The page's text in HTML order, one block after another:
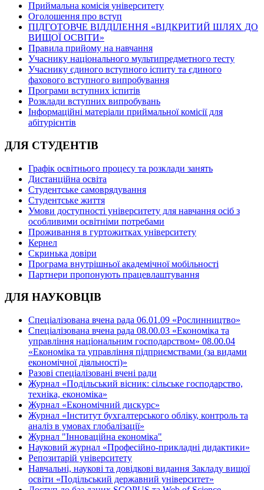
Приймальна комісія університету
Оголошення про вступ
ПІДГОТОВЧЕ ВІДДІЛЕННЯ «ВІДКРИТИЙ ШЛЯХ ДО
ВИЩОЇ ОСВІТИ»
Правила прийому на навчання
Учаснику національного мультипредметного тесту
Учаснику єдиного вступного іспиту та єдиного
фахового вступного випробування
Програми вступних іспитів
Розклади вступних випробувань
Інформаційні матеріали приймальної комісії для
абітурієнтів
ДЛЯ СТУДЕНТІВ
Графік освітнього процесу та розклади занять
Дистанційна освіта
Студентське самоврядування
Студентське життя
Умови доступності університету для навчання осіб з
особливими освітніми потребами
Проживання в гуртожитках університету
Кернел
Скринька довіри
Програма внутрішньої академічної мобільності
Партнери пропонують працевлаштування
ДЛЯ НАУКОВЦІВ
Спеціалізована вчена рада 06.01.09 «Рослинництво»
Спеціалізована вчена рада 08.00.03 «Економіка та
управління національним господарством» 08.00.04
«Економіка та управління підприємствами (за видами
економічної діяльності)»
Разові спеціалізовані вчені ради
Журнал «Подільський вісник: сільське господарство,
техніка, економіка»
Журнал «Економічний дискурс»
Журнал «Інститут бухгалтерського обліку, контроль та
аналіз в умовах глобалізації»
Журнал "Інноваційна економіка"
Науковий журнал «Професійно-прикладні дидактики»
Репозитарій університету
Навчальні, наукові та довідкові видання Закладу вищої
освіти «Подільський державний університет»